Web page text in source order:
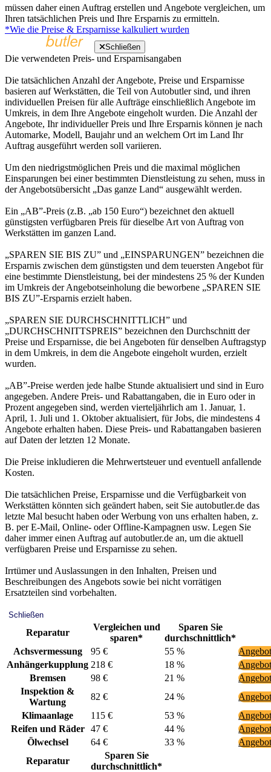
müssen daher einen Auftrag erstellen und Angebote vergleichen, um
Ihren tatsächlichen Preis und Ihre Ersparnis zu ermitteln.
*Wie die Preise & Ersparnisse kalkuliert wurden
Schließen
Die verwendeten Preis- und Ersparnisangaben
Die tatsächlichen Anzahl der Angebote, Preise und Ersparnisse
basieren auf Werkstätten, die Teil von Autobutler sind, und ihren
individuellen Preisen für alle Aufträge einschließlich Angebote im
Umkreis, in dem Ihre Angebote eingeholt wurden. Die Anzahl der
Angebote, Ihr individueller Preis und Ihre Ersparnis können je nach
Automarke, Modell, Baujahr und an welchem Ort im Land Ihr
Auftrag ausgeführt werden soll variieren.
Um den niedrigstmöglichen Preis und die maximal möglichen
Einsparungen bei einer bestimmten Dienstleistung zu sehen, muss in
der Angebotsübersicht „Das ganze Land“ ausgewählt werden.
Ein „AB”-Preis (z.B. „ab 150 Euro“) bezeichnet den aktuell
günstigsten verfügbaren Preis für dieselbe Art von Auftrag von
Werkstätten im ganzen Land.
„SPAREN SIE BIS ZU” und „EINSPARUNGEN” bezeichnen die
Ersparnis zwischen dem günstigsten und dem teuersten Angebot für
eine bestimmte Dienstleistung, bei der mindestens 25 % der Kunden
im Umkreis der Angebotseinholung die beworbene „SPAREN SIE
BIS ZU”-Ersparnis erzielt haben.
„SPAREN SIE DURCHSCHNITTLICH” und
„DURCHSCHNITTSPREIS” bezeichnen den Durchschnitt der
Preise und Ersparnisse, die bei Angeboten für denselben Auftragstyp
in dem Umkreis, in dem die Angebote eingeholt wurden, erzielt
wurden.
„AB”-Preise werden jede halbe Stunde aktualisiert und sind in Euro
angegeben. Andere Preis- und Rabattangaben, die in Euro oder in
Prozent angegeben sind, werden vierteljährlich am 1. Januar, 1.
April, 1. Juli und 1. Oktober aktualisiert, für Jobs, die mindestens 4
Angebote erhalten haben. Diese Preis- und Rabattangaben basieren
auf Daten der letzten 12 Monate.
Die Preise inkludieren die Mehrwertsteuer und eventuell anfallende
Kosten.
Die tatsächlichen Preise, Ersparnisse und die Verfügbarkeit von
Werkstätten könnten sich geändert haben, seit Sie autobutler.de das
letzte Mal besucht haben oder Werbung von uns erhalten haben, z.
B. per E-Mail, Online- oder Offline-Kampagnen usw. Legen Sie
daher immer einen Auftrag auf autobutler.de an, um die aktuell
verfügbaren Preise und Ersparnisse zu sehen.
Irrtümer und Auslassungen in den Inhalten, Preisen und
Beschreibungen des Angebots sowie bei nicht vorrätigen
Ersatzteilen sind vorbehalten.
Schließen
Reparatur
Vergleichen und
sparen*
Sparen Sie
durchschnittlich*
Achsvermessung
95 € 55 %
Anhängerkupplung 218 € 18 %
Bremsen
98 € 21 %
Inspektion &
Wartung
82 € 24 %
Klimaanlage
115 € 53 %
Reifen und Räder
47 € 44 %
Ölwechsel
64 € 33 %
Reparatur
Sparen Sie
durchschnittlich*